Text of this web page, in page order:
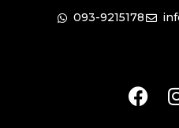
093-9215178